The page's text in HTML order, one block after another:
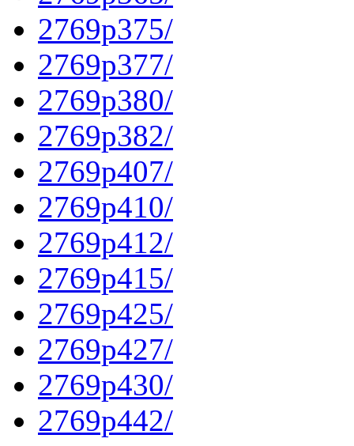
2769p375/
2769p377/
2769p380/
2769p382/
2769p407/
2769p410/
2769p412/
2769p415/
2769p425/
2769p427/
2769p430/
2769p442/